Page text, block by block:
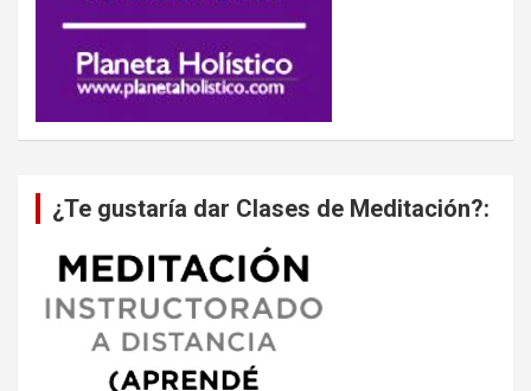
¿Te gustaría dar Clases de Meditación?: